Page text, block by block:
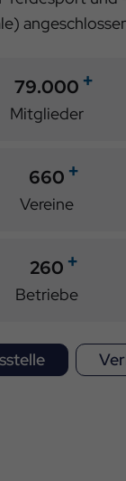
79.000
Mitglieder
660
Vereine
260
Betriebe